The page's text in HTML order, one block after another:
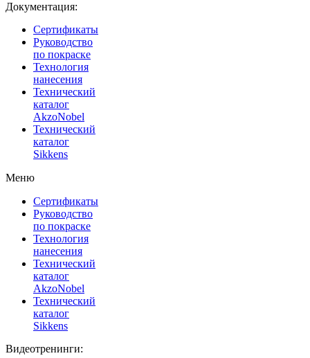
Документация:
Сертификаты
Руководство
по покраске
Технология
нанесения
Технический
каталог
AkzoNobel
Технический
каталог
Sikkens
Меню
Сертификаты
Руководство
по покраске
Технология
нанесения
Технический
каталог
AkzoNobel
Технический
каталог
Sikkens
Видеотренинги: